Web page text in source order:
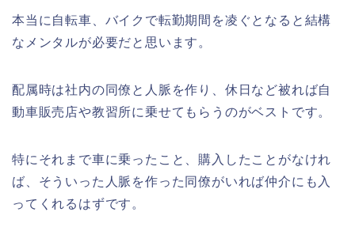
本当に自転車、バイクで転勤期間を凌ぐとなると結構
なメンタルが必要だと思います。
配属時は社内の同僚と人脈を作り、休日など被れば自
動車販売店や教習所に乗せてもらうのがベストです。
特にそれまで車に乗ったこと、購入したことがなけれ
ば、そういった人脈を作った同僚がいれば仲介にも入
ってくれるはずです。